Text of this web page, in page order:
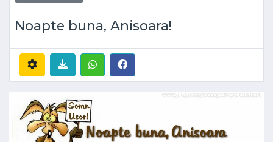
Noapte buna, Anisoara!